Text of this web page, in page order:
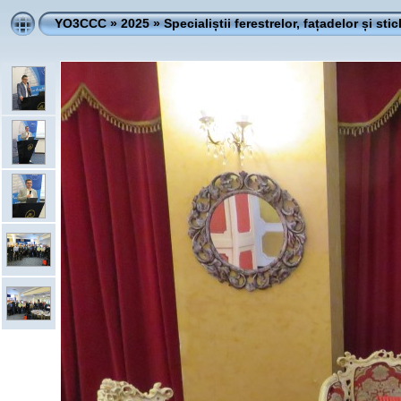
YO3CCC»2025»Specialiștii ferestrelor, fațadelor și